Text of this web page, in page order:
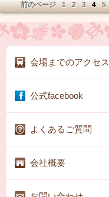
前のページ 1 2 3 4 5
会場までのアクセス
公式facebook
よくあるご質問
会社概要